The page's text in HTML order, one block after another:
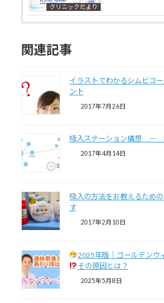
クリニックだより
関連記事
イラストでわかるシムビコ
ント
2017年7月26日
吸入ステーション構想 －
2017年4月14日
吸入の方法をお教えるため
す
2017年2月10日
2025年版｜ゴールデンウ
その原因とは？
2025年5月8日